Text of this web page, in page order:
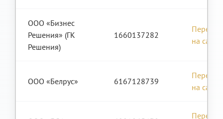
ООО «Бизнес
Решения» (ГК
Решения)
1660137282
Перейти
на сайт
ООО «Белрус» 6167128739
Перейти
на сайт
Перейти